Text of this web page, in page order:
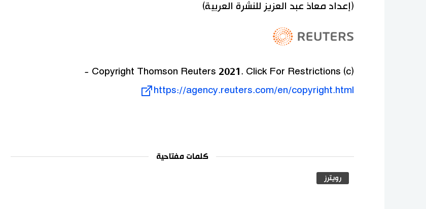
(إعداد معاذ عبد العزيز للنشرة العربية)
(c) Copyright Thomson Reuters 2021. Click For Restrictions -
https://agency.reuters.com/en/copyright.html
كلمات مفتاحية
رويترز